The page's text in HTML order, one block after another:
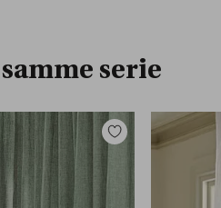
serie
Legg